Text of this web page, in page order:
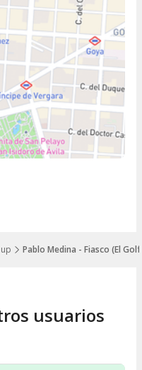
Pablo Medina - Fiasco (El
usuarios